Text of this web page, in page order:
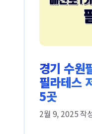
경기 수원
필라테스
5곳
2월 9, 2025작